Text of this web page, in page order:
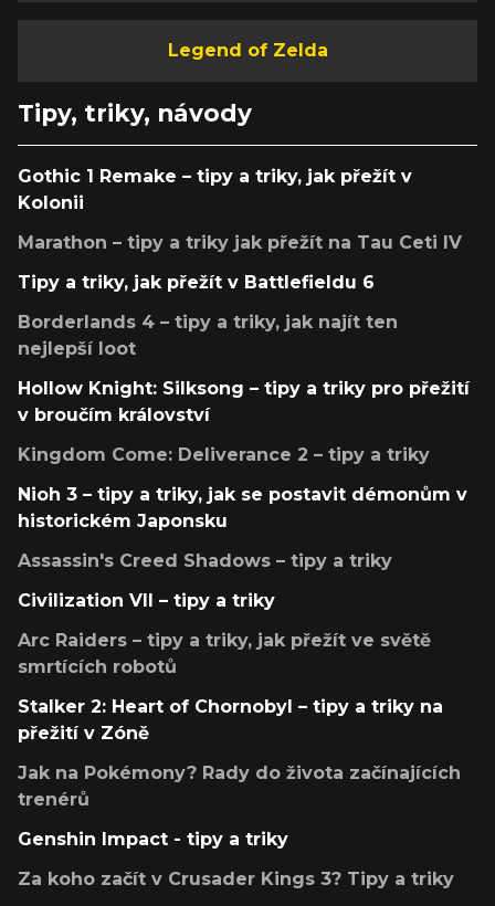
Legend of Zelda
Tipy, triky, návody
Gothic 1 Remake – tipy a triky, jak přežít v
Kolonii
Marathon – tipy a triky jak přežít na Tau Ceti IV
Tipy a triky, jak přežít v Battlefieldu 6
Borderlands 4 – tipy a triky, jak najít ten
nejlepší loot
Hollow Knight: Silksong – tipy a triky pro přežití
v broučím království
Kingdom Come: Deliverance 2 – tipy a triky
Nioh 3 – tipy a triky, jak se postavit démonům v
historickém Japonsku
Assassin's Creed Shadows – tipy a triky
Civilization VII – tipy a triky
Arc Raiders – tipy a triky, jak přežít ve světě
smrtících robotů
Stalker 2: Heart of Chornobyl – tipy a triky na
přežití v Zóně
Jak na Pokémony? Rady do života začínajících
trenérů
Genshin Impact - tipy a triky
Za koho začít v Crusader Kings 3? Tipy a triky